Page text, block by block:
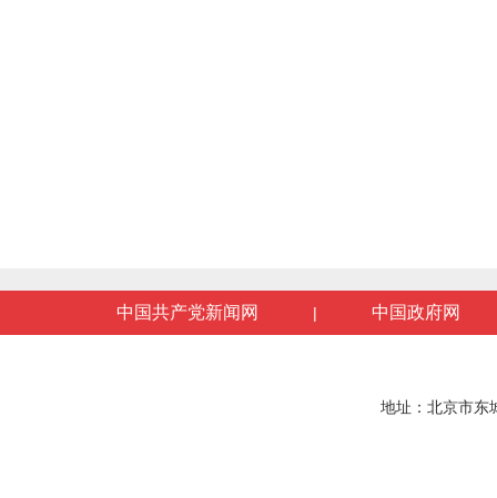
中国共产党新闻网 | 中国政府网
地址：北京市东